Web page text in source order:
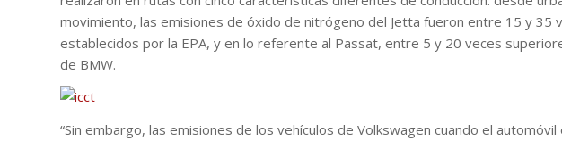
movimiento, las emisiones de óxido de nitrógeno del Jetta fueron entre 15 y 35
establecidos por la EPA, y en lo referente al Passat, entre 5 y 20 veces
de BMW.
“Sin embargo, las emisiones de los vehículos de Volkswagen cuando el